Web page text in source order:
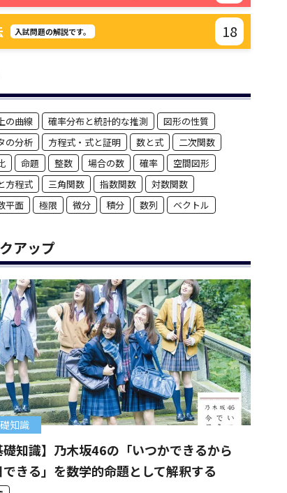
入試問題の解説です。 18
の曲線 確率分布と統計的な推測
図形の性質
の分析
方程式・式と証明 数と式
二次関数
命題 整数 場合の数 確率
空間図形
方程式
三角関数 指数関数
対数関数
平面
極限 微分 積分 数列 ベクトル
クアップ
礎知識】乃木坂46の「いつかできるから
きる」を数学的命題として解釈する
知識